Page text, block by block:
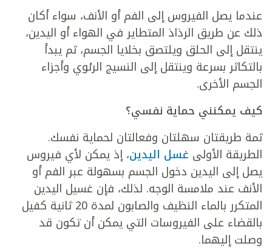
عندما يصل الفيروس إلى الفم أو الأنف، سواء أكان
ذلك عن طريق الرذاذ المتطاير في الهواء أو اليدين،
ينتقل إلى الحلق ويلتصق بخلايا الجسم، ثم يبدأ
بالتكاثر بسرعة وينتقل إلى النسيج الرئوي وأجزاء
الجسم الأخرى.
كيف يمكنني حماية نفسي؟
ثمة طريقتان سهلتان وفعالتان لحماية نفسك.
الطريقة الأولى غسل اليدين، إذ يمكن لأي فيروس
يصل إلى اليدين دخول الجسم بسهولة عبر الفم أو
الأنف عند ملامسة الوجه. لذلك، فإن غسيل اليدين
المتكرر بالماء النظيف والصابون لمدة 20 ثانية كفيل
بالقضاء على الفيروسات التي يمكن أن تكون قد
وصلت إليهما.